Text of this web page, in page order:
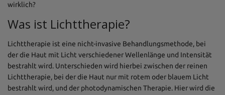
wirklich?
Was ist Lichttherapie?
Lichttherapie ist eine nicht-invasive Behandlungsmethode, bei
der die Haut mit Licht verschiedener Wellenlänge und Intensität
bestrahlt wird. Unterschieden wird hierbei zwischen der reinen
Lichttherapie, bei der die Haut nur mit rotem oder blauem Licht
bestrahlt wird, und der photodynamischen Therapie. Hier wird die